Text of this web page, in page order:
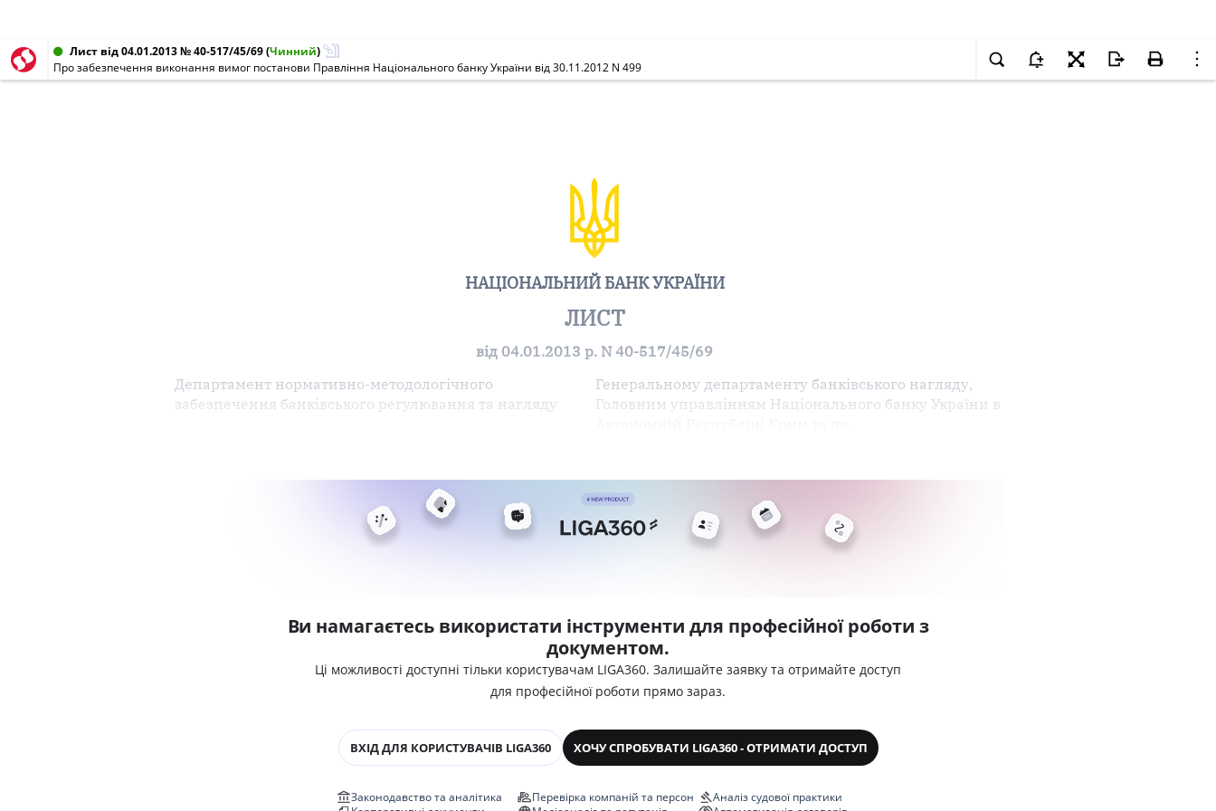
Лист від 04.01.2013 № 40-517/45/69(Чинний)
Про забезпечення виконання вимог постанови Правління Національного банку України від 30.11.2012 N 499
НАЦІОНАЛЬНИЙ БАНК УКРАЇНИ
ЛИСТ
від 04.01.2013 р. N 40-517/45/69
Департамент нормативно-методологічного
забезпечення банківського регулювання та нагляду
Генеральному департаменту банківського нагляду,
Головним управлінням Національного банку України в
Ви намагаєтесь використати інструменти для професійної роботи з
документом.
Ці можливості доступні тільки користувачам LIGA360. Залишайте заявку та отримайте доступ
для професійної роботи прямо зараз.
ВХІД ДЛЯ КОРИСТУВАЧІВ LIGA360 ХОЧУ СПРОБУВАТИ LIGA360 - ОТРИМАТИ ДОСТУП
Законодавство та аналітика
Перевірка компаній та персон
Аналіз судової практики